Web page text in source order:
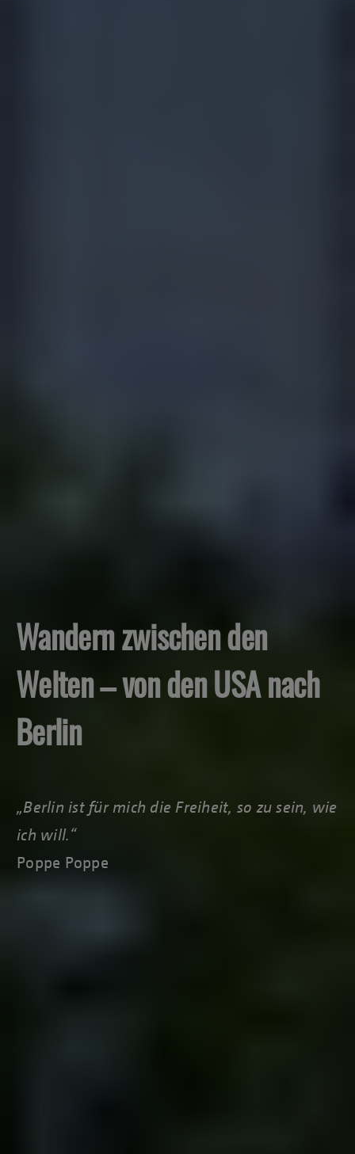
Wandern zwischen den
Welten – von den USA nach
Berlin
„Berlin ist für mich die Freiheit, so zu sein, wie
ich will.“
Poppe Poppe